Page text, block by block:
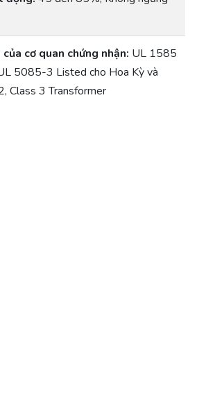
cơ quan chứng nhận: UL 1585
5085-3 Listed cho Hoa Kỳ và
Class 3 Transformer